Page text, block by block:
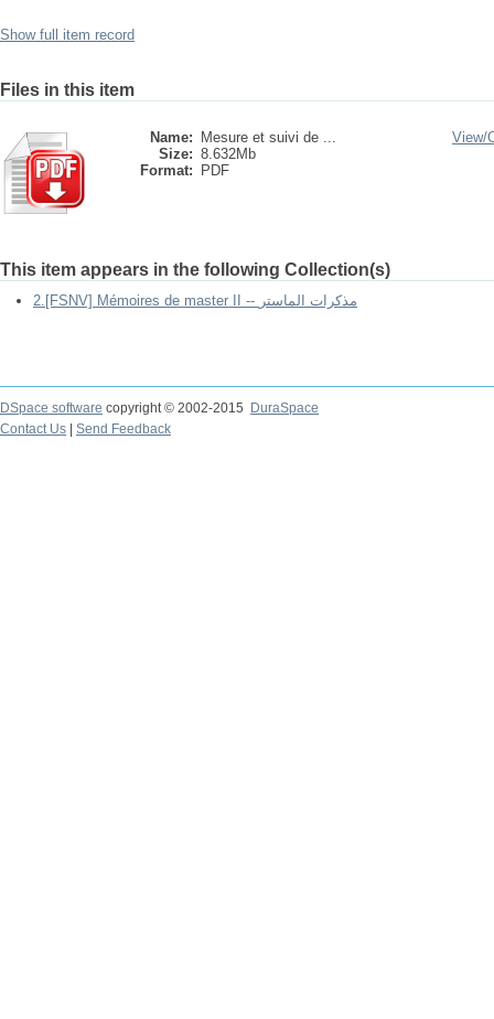
Show full item record
Files in this item
Name:
Mesure et suivi de ...
Size: 8.632Mb
Format:
PDF
View/
This item appears in the following Collection(s)
2.[FSNV] Mémoires de master II -- مذكرات الماستر
DSpace software copyright © 2002-2015
DuraSpace
Contact Us
Send Feedback